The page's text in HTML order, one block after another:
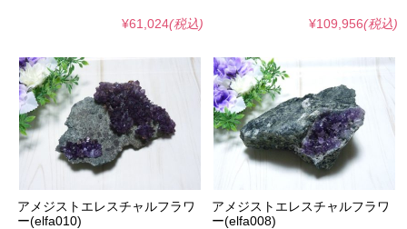
¥61,024(税込) ¥109,956(税込)
アメジストエレスチャルフラワ
ー(elfa010)
アメジストエレスチャルフラワ
ー(elfa008)